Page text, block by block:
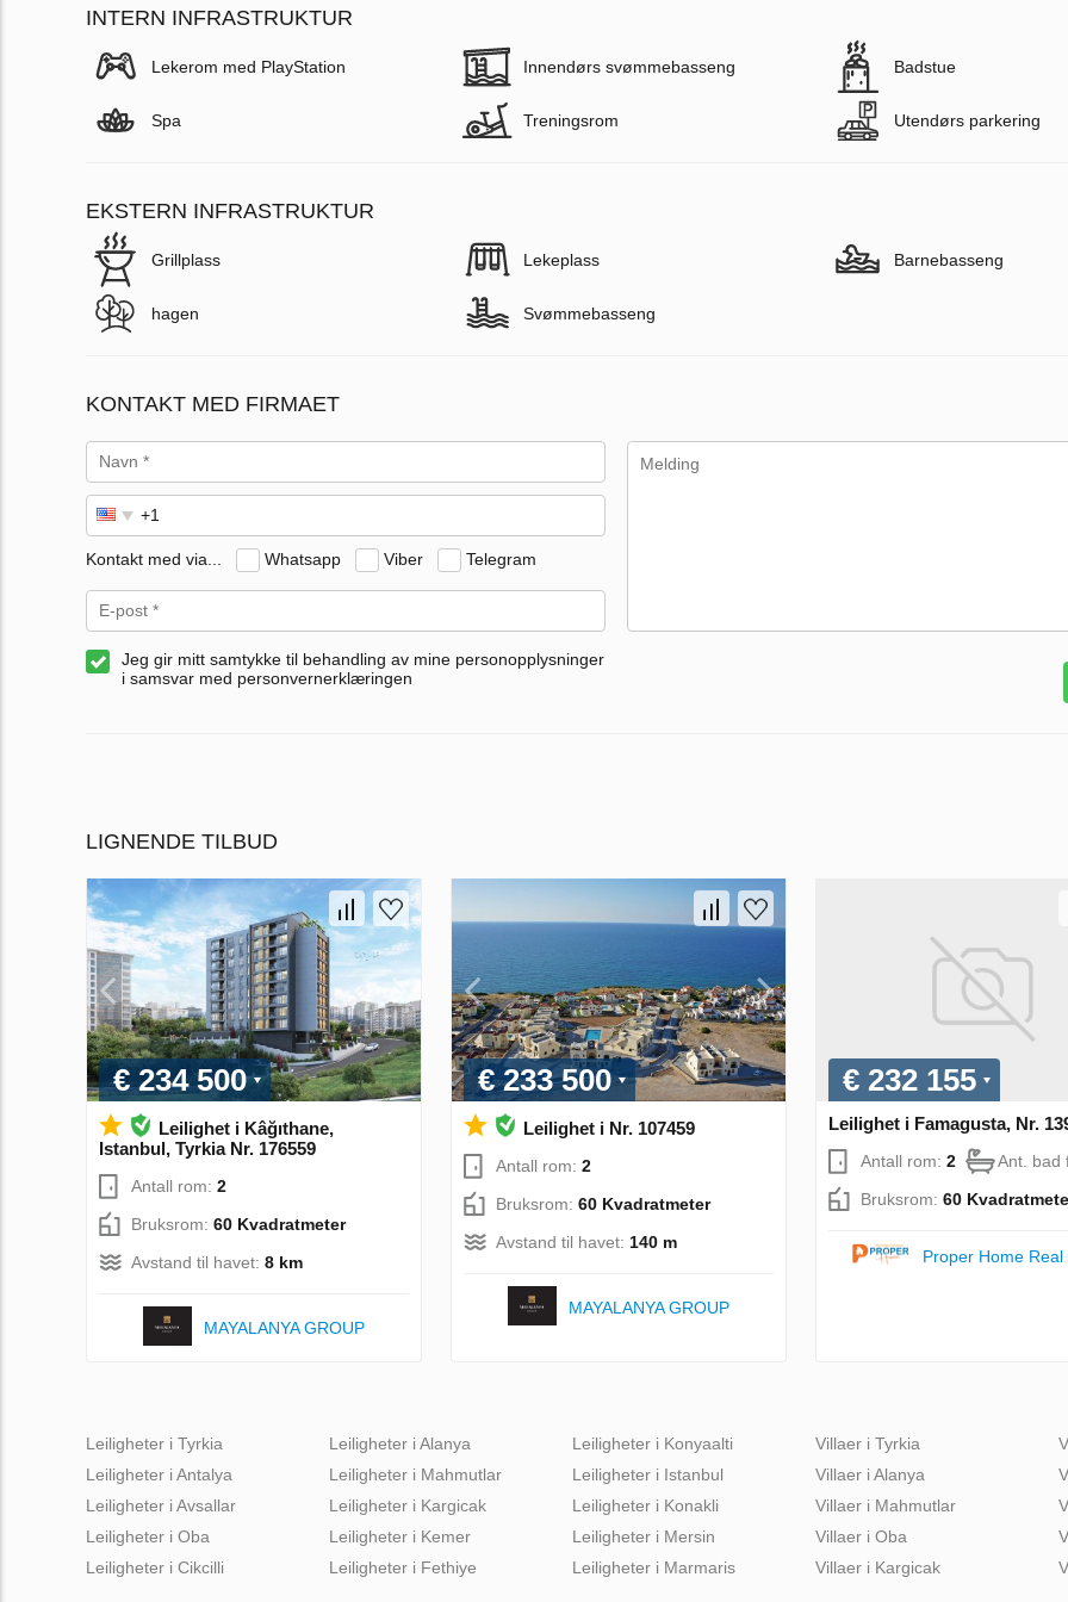
INTERN INFRASTRUKTUR
Lekerom med PlayStation Innendørs svømmebasseng Badstue
Spa Treningsrom Utendørs parkering
EKSTERN INFRASTRUKTUR
Grillplass Lekeplass Barnebasseng
hagen Svømmebasseng
KONTAKT MED FIRMAET
Kontakt med via... Whatsapp Viber Telegram
Jeg gir mitt samtykke til behandling av mine personopplysninger
i samsvar med personvernerklæringen
LIGNENDE TILBUD
€ 234 500
Leilighet i Kâğıthane,
Istanbul, Tyrkia Nr. 176559
Antall rom: 2
Bruksrom: 60 Kvadratmeter
Avstand til havet: 8 km
MAYALANYA GROUP
€ 233 500
Leilighet i Nr. 107459
Antall rom: 2
Bruksrom: 60 Kvadratmeter
Avstand til havet: 140 m
MAYALANYA GROUP
€ 232 155
Leilighet i Famagusta, Nr.
Antall rom: 2
Ant. bad
Bruksrom: 60
Proper Home Real
Leiligheter i Tyrkia
Leiligheter i Antalya
Leiligheter i Avsallar
Leiligheter i Oba
Leiligheter i Cikcilli
Leiligheter i Alanya
Leiligheter i Mahmutlar
Leiligheter i Kargicak
Leiligheter i Kemer
Leiligheter i Fethiye
Leiligheter i Konyaalti
Leiligheter i Istanbul
Leiligheter i Konakli
Leiligheter i Mersin
Leiligheter i Marmaris
Villaer i Tyrkia
Villaer i Alanya
Villaer i Mahmutlar
Villaer i Oba
Villaer i Kargicak